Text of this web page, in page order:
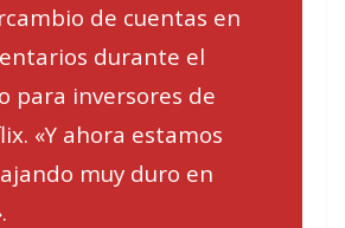
de cuentas en
durante el
para inversores de
«Y ahora estamos
muy duro en